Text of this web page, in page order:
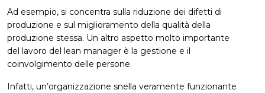
Ad esempio, si concentra sulla riduzione dei difetti di
produzione e sul miglioramento della qualità della
produzione stessa. Un altro aspetto molto importante
del lavoro del lean manager è la gestione e il
coinvolgimento delle persone.
Infatti, un’organizzazione snella veramente funzionante